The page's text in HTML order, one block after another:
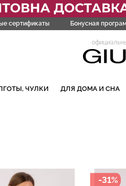
сертификаты Бонусная
ЧУЛКИ ДЛЯ ДОМА И СНА
-31%